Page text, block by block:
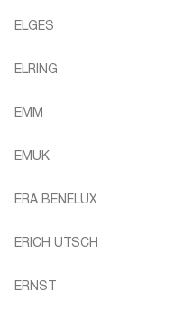
ELGES
ELRING
EMM
EMUK
ERA BENELUX
ERICH UTSCH
ERNST